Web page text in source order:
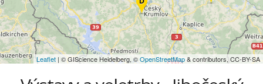
Leaflet | © GIScience Heidelberg, ©OpenStreetMap& contributors, CC-BY-SA